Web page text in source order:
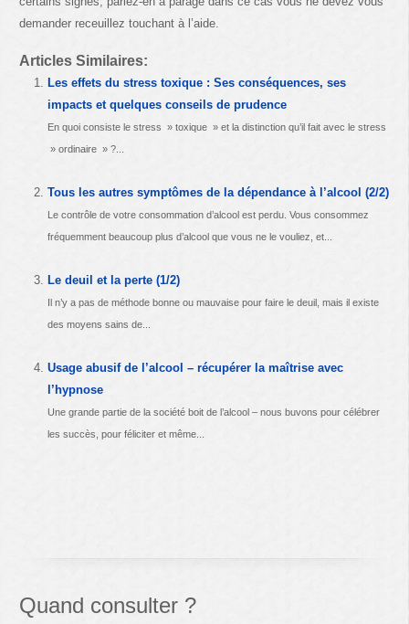
demander receuillez touchant à l’aide.
Articles Similaires:
Les effets du stress toxique : Ses conséquences, ses
impacts et quelques conseils de prudence
En quoi consiste le stress » toxique » et la distinction qu’il fait avec le stress
» ordinaire » ?...
Tous les autres symptômes de la dépendance à l’alcool (2/2)
Le contrôle de votre consommation d’alcool est perdu. Vous consommez
fréquemment beaucoup plus d’alcool que vous ne le vouliez, et...
Le deuil et la perte (1/2)
Il n’y a pas de méthode bonne ou mauvaise pour faire le deuil, mais il existe
des moyens sains de...
Usage abusif de l’alcool – récupérer la maîtrise avec
l’hypnose
Une grande partie de la société boit de l’alcool – nous buvons pour célébrer
les succès, pour féliciter et même...
Quand consulter ?